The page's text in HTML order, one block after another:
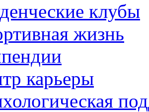
клубы
жизнь
карьеры